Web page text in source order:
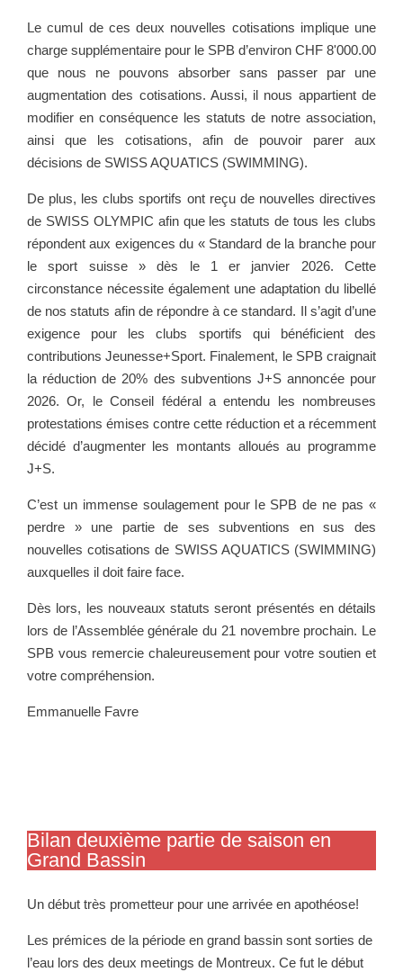
Le cumul de ces deux nouvelles cotisations implique une
charge supplémentaire pour le SPB d’environ CHF 8'000.00
que nous ne pouvons absorber sans passer par une
augmentation des cotisations. Aussi, il nous appartient de
modifier en conséquence les statuts de notre association,
ainsi que les cotisations, afin de pouvoir parer aux
décisions de SWISS AQUATICS (SWIMMING).
De plus, les clubs sportifs ont reçu de nouvelles directives
de SWISS OLYMPIC afin que les statuts de tous les clubs
répondent aux exigences du « Standard de la branche pour
le sport suisse » dès le 1 er janvier 2026. Cette
circonstance nécessite également une adaptation du libellé
de nos statuts afin de répondre à ce standard. Il s’agit d’une
exigence pour les clubs sportifs qui bénéficient des
contributions Jeunesse+Sport. Finalement, le SPB craignait
la réduction de 20% des subventions J+S annoncée pour
2026. Or, le Conseil fédéral a entendu les nombreuses
protestations émises contre cette réduction et a récemment
décidé d’augmenter les montants alloués au programme
J+S.
C’est un immense soulagement pour le SPB de ne pas «
perdre » une partie de ses subventions en sus des
nouvelles cotisations de SWISS AQUATICS (SWIMMING)
auxquelles il doit faire face.
Dès lors, les nouveaux statuts seront présentés en détails
lors de l’Assemblée générale du 21 novembre prochain. Le
SPB vous remercie chaleureusement pour votre soutien et
votre compréhension.
Emmanuelle Favre
Bilan deuxième partie de saison en
Grand Bassin
Un début très prometteur pour une arrivée en apothéose!
Les prémices de la période en grand bassin sont sorties de
l’eau lors des deux meetings de Montreux. Ce fut le début